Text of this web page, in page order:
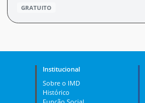
GRATUITO
Institucional
Sobre o IMD
Histórico